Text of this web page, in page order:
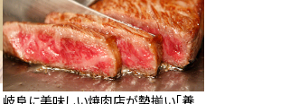
岐阜に美味しい焼肉店が勢揃い「養